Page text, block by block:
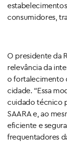
consumidores,
O presidente da
relevância da
o fortalecimento
cidade. “Essa
cuidado técnico
SAARA e, ao
eficiente e
frequentadores